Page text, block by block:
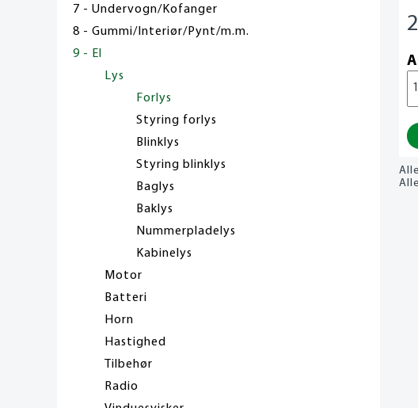
7 - Undervogn/Kofanger
8 - Gummi/Interiør/Pynt/m.m.
9 - El
Lys
Forlys
Styring forlys
Blinklys
Styring blinklys
Baglys
Baklys
Nummerpladelys
Kabinelys
Motor
Batteri
Horn
Hastighed
Tilbehør
Radio